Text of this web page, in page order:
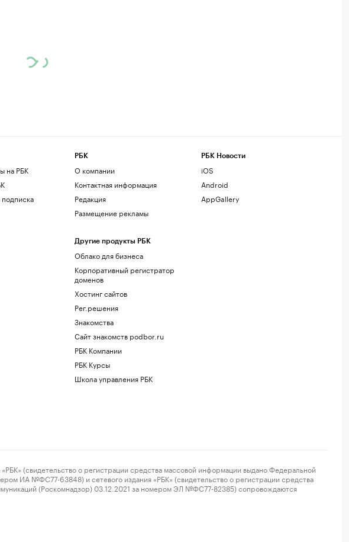
на РБК
РБК
О компании
Контактная информация
Редакция
Размещение рекламы
Другие продукты РБК
Облако для бизнеса
Корпоративный регистратор
доменов
Хостинг сайтов
Рег.решения
Знакомства
Сайт знакомств podbor.ru
РБК Компании
РБК Курсы
Школа управления РБК
РБК Новости
iOS
Android
AppGallery
(свидетельство о регистрации средства массовой информации выдано Федеральной
ИА №ФС77-63848) и сетевого издания «РБК» (свидетельство о регистрации средства
(Роскомнадзор) 03.12.2021 за номером ЭЛ №ФС77-82385) сопровождаются